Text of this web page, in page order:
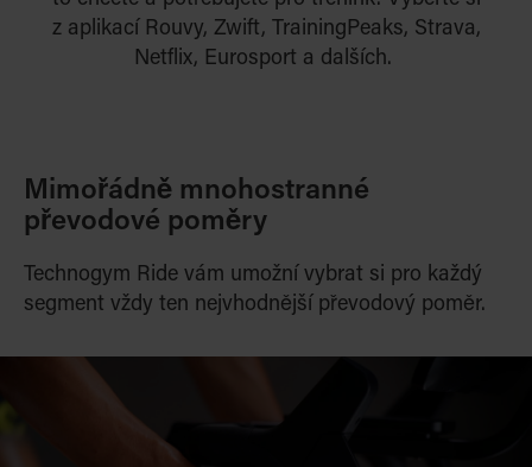
z aplikací Rouvy, Zwift, TrainingPeaks, Strava,
Netflix, Eurosport a dalších.
Mimořádně mnohostranné
převodové poměry
Technogym Ride vám umožní vybrat si pro každý
segment vždy ten nejvhodnější převodový poměr.